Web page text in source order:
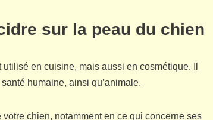
sur la peau du chien
en cuisine, mais aussi en cosmétique. Il
humaine, ainsi qu’animale.
chien, notamment en ce qui concerne ses